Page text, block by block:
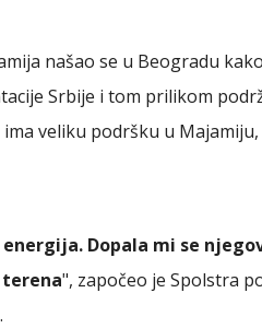
našao se u Beogradu
Srbije i tom prilikom
veliku podršku u
Dopala mi se
", započeo je Spolstra